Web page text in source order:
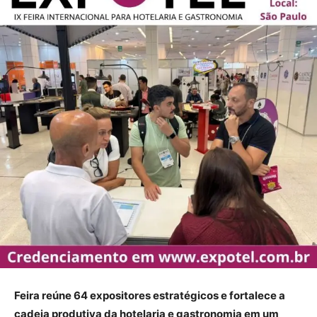
Feira reúne 64 expositores estratégicos e fortalece a
cadeia produtiva da hotelaria e gastronomia em um